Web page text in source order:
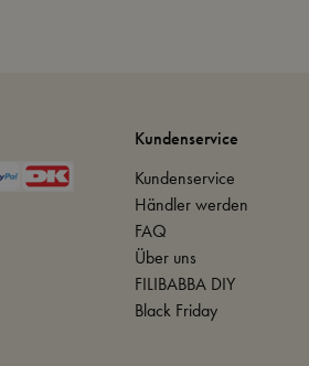
Kundenservice
Kundenservice
Händler werden
FAQ
Über uns
FILIBABBA DIY
Black Friday